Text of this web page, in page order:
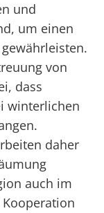
und
um einen
von
dass
winterlichen
daher
auch im